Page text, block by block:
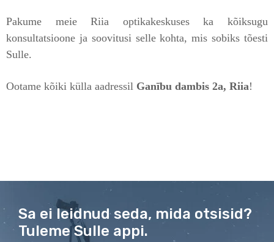
Pakume meie Riia optikakeskuses ka kõiksugu
konsultatsioone ja soovitusi selle kohta, mis sobiks tõesti
Sulle.
Ootame kõiki külla aadressil Ganību dambis 2a, Riia!
Sa ei leidnud seda, mida otsisid?
Tuleme Sulle appi.